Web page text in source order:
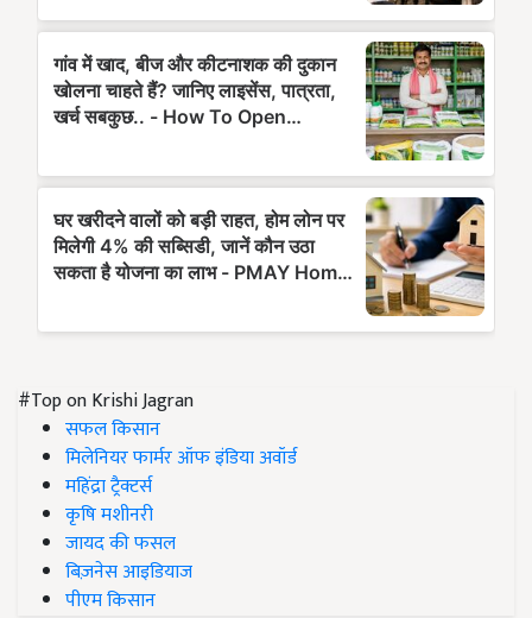
#Top on Krishi Jagran
सफल किसान
मिलेनियर फार्मर ऑफ इंडिया अवॉर्ड
महिंद्रा ट्रैक्टर्स
कृषि मशीनरी
जायद की फसल
बिज़नेस आइडियाज
पीएम किसान